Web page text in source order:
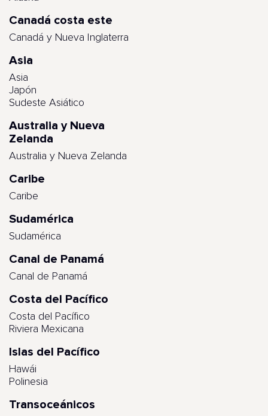
Canadá costa este
Canadá y Nueva Inglaterra
Asia
Asia
Japón
Sudeste Asiático
Australia y Nueva
Zelanda
Australia y Nueva Zelanda
Caribe
Caribe
Sudamérica
Sudamérica
Canal de Panamá
Canal de Panamá
Costa del Pacífico
Costa del Pacífico
Riviera Mexicana
Islas del Pacífico
Hawái
Polinesia
Transoceánicos